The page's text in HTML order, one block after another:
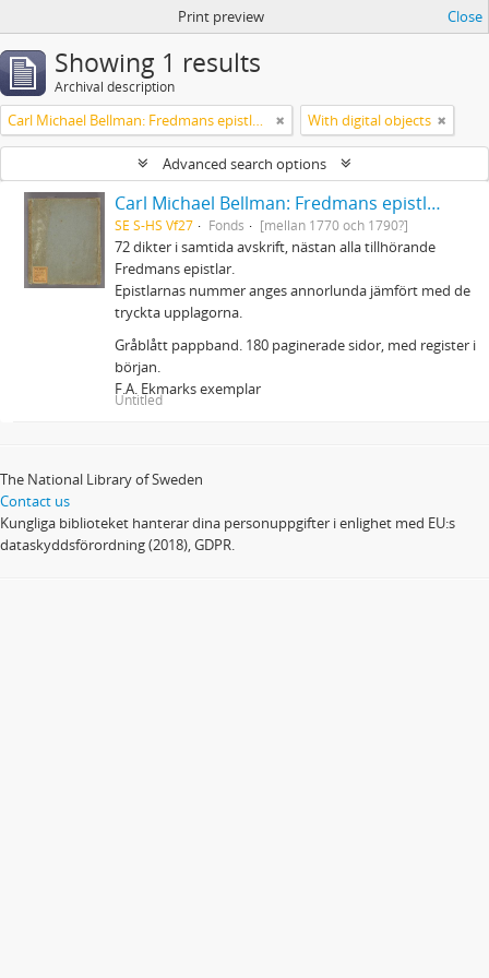
Print preview Close
Showing 1 results
Archival description
Carl Michael Bellman: Fredmans epistlar m.m. With digital objects
Advanced search options
Carl Michael Bellman: Fredmans epistlar m.m.
SE S-HS Vf27 Fonds [mellan 1770 och 1790?]
72 dikter i samtida avskrift, nästan alla tillhörande
Fredmans epistlar.
Epistlarnas nummer anges annorlunda jämfört med de
tryckta upplagorna.
Gråblått pappband. 180 paginerade sidor, med register i
början.
F.A. Ekmarks exemplar
Untitled
The National Library of Sweden
Contact us
Kungliga biblioteket hanterar dina personuppgifter i enlighet med EU:s
dataskyddsförordning (2018), GDPR.